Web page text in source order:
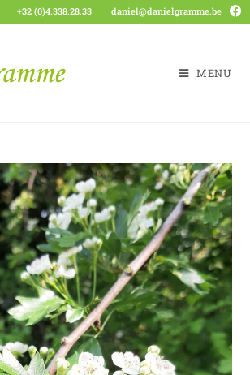
+32 (0)4.338.28.33 daniel@danielgramme.be
MENU